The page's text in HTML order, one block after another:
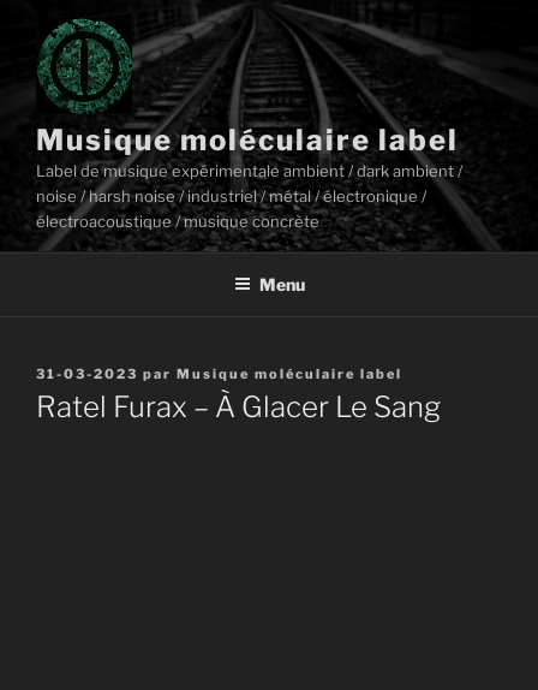
contenu
principal
Musique moléculaire label
Label de musique expérimentale ambient / dark ambient /
noise / harsh noise / industriel / métal / électronique /
électroacoustique / musique concrète
Menu
Publié
le
31-03-2023 par Musique moléculaire label
Ratel Furax – À Glacer Le Sang